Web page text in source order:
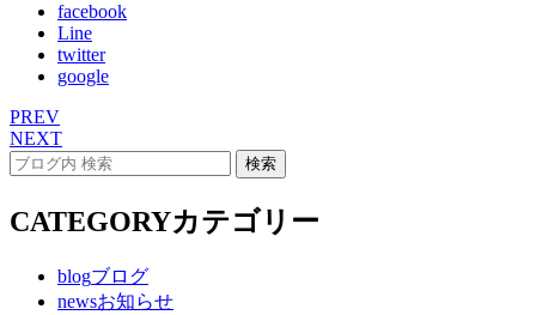
facebook
Line
twitter
google
PREV
NEXT
CATEGORYカテゴリー
blogブログ
newsお知らせ